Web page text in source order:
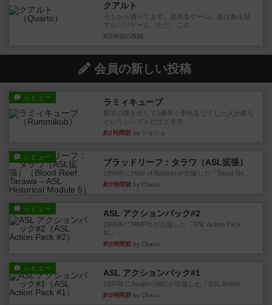
クアルト
小１から遊べてます。超有名ゲーム。要は進化型
マルバツゲーム。ただ、この...
約2年前 の投稿
会員の新しい投稿
レビュー ラミィキューブ
数字の牌を出して1番早く手札をなくした人が勝ち
というシンプルだけど非常...
約1時間前 by ジョジョ
レビュー
ブラッドリーフ：タラワ（ASL拡張）
1996年にHeat of Battle社が出版した『Blood Re...
約3時間前 by Chaco
レビュー ASL アクションパック#2
1999年にMMP社が出版した『ASL Action Pack
#2』...
約3時間前 by Chaco
レビュー ASL アクションパック#1
1997年にAvalon Hill社が出版した『ASL Action ...
約3時間前 by Chaco